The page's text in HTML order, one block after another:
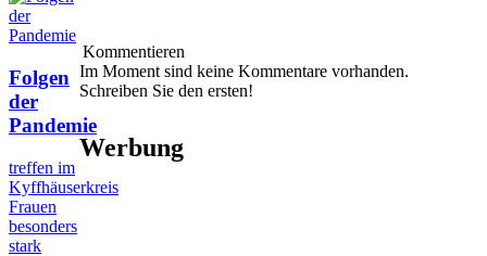
Folgen
der
Pandemie
treffen im
Kyffhäuserkreis
Frauen
besonders
stark
Kommentieren
Im Moment sind keine Kommentare vorhanden.
Schreiben Sie den ersten!
Werbung